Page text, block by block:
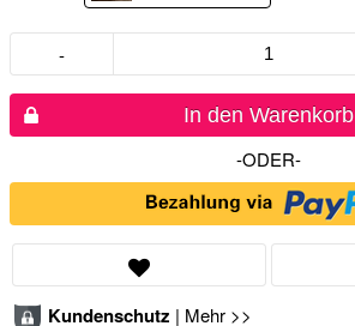
-
In den Warenkorb
-ODER-
Kundenschutz | Mehr >>